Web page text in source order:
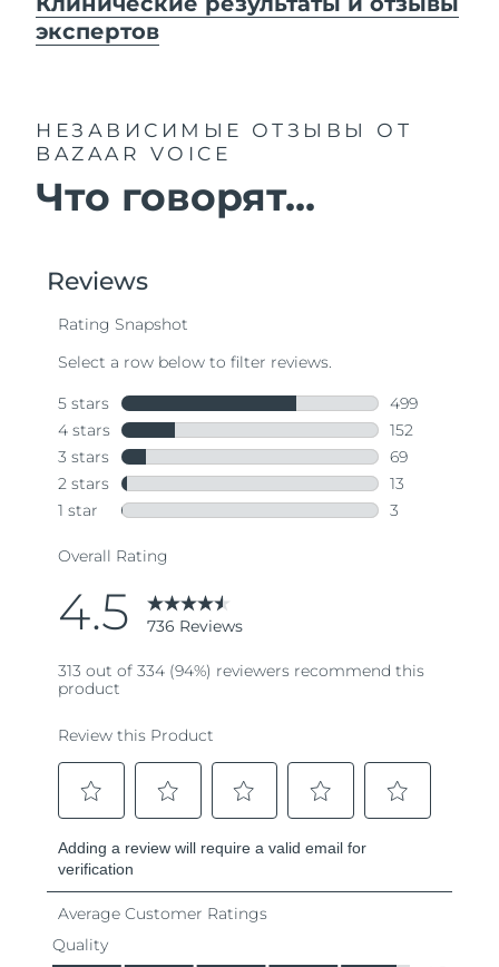
экспертов
НЕЗАВИСИМЫЕ ОТЗЫВЫ
ОТ
BAZAAR VOICE
Что говорят...